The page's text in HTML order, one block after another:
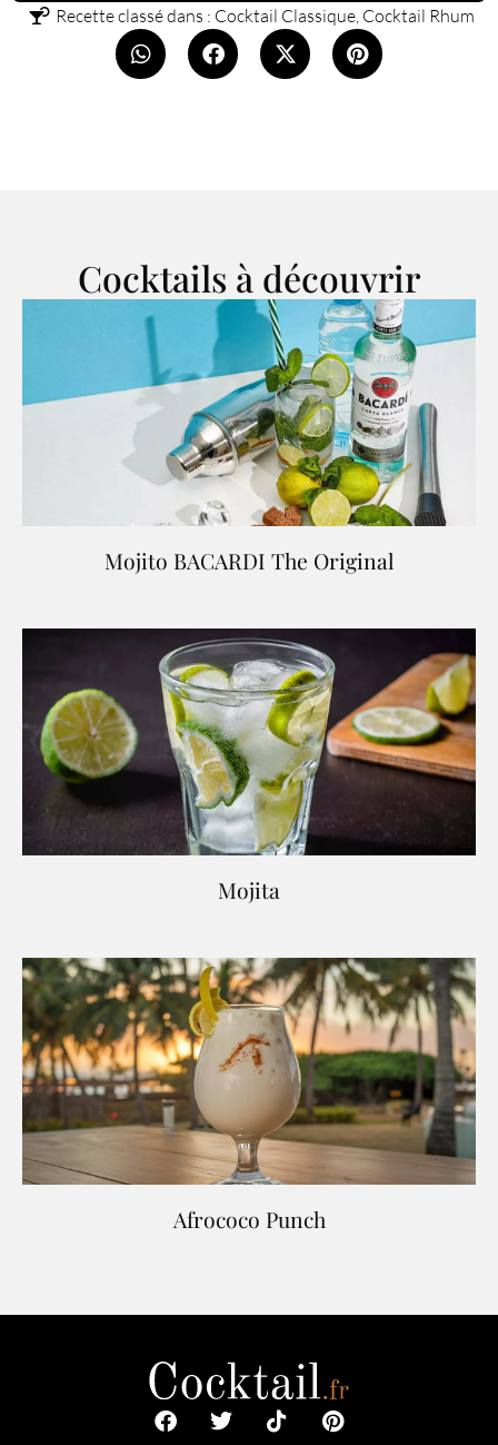
Recette classé dans : Cocktail Classique, Cocktail Rhum
Cocktails à découvrir
Mojito BACARDI The Original
Mojita
Afrococo Punch